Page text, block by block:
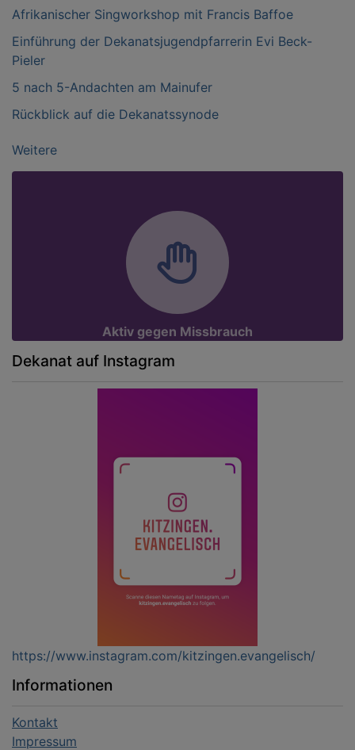
Afrikanischer Singworkshop mit Francis Baffoe
Einführung der Dekanatsjugendpfarrerin Evi Beck-
Pieler
5 nach 5-Andachten am Mainufer
Rückblick auf die Dekanatssynode
Weitere
Aktiv gegen Missbrauch
Dekanat auf Instagram
https://www.instagram.com/kitzingen.evangelisch/
Informationen
Kontakt
Impressum